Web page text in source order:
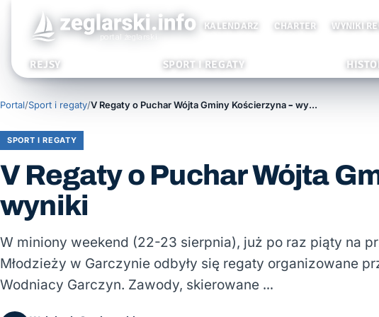
KALENDARZ CHARTER WYNIKI
REJSY SPORT I REGATY
Portal/Sport i regaty/ V Regaty o Puchar Wójta Gminy Kościerzyna – wyniki
SPORT I REGATY
V Regaty o Puchar Wójta
wyniki
W miniony weekend (22-23 sierpnia), już po raz piąty na
Młodzieży w Garczynie odbyły się regaty organizowane
Wodniacy Garczyn. Zawody, skierowane …